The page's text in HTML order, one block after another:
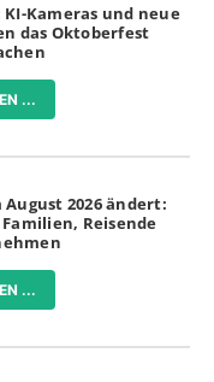
KI-Kameras und neue
das Oktoberfest
...
August 2026 ändert:
Reisende
...